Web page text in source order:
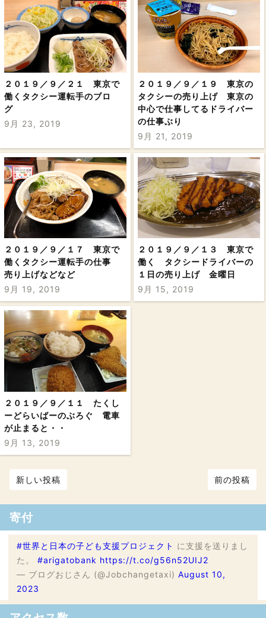
２０１９／９／２１ 東京で
働くタクシー運転手のブロ
グ
9月 23, 2019
２０１９／９／１９ 東京の
タクシーの売り上げ 東京の
中心で仕事してるドライバー
の仕事ぶり
9月 21, 2019
２０１９／９／１７ 東京で
働くタクシー運転手の仕事
売り上げなどなど
9月 19, 2019
２０１９／９／１３ 東京で
働く タクシードライバーの
１日の売り上げ 金曜日
9月 15, 2019
２０１９／９／１１ たくし
ーどらいばーのぶろぐ 電車
が止まると・・
9月 13, 2019
新しい投稿 前の投稿
寄付
#世界と日本の子ども支援プロジェクト に支援を送りまし
た。 #arigatobank https://t.co/g56n52UIJ2
— ブログおじさん (@Jobchangetaxi) August 10,
2023